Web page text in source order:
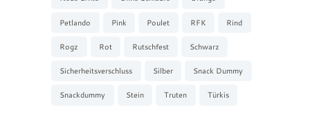
Petlando Pink Poulet RFK Rind
Rogz Rot Rutschfest Schwarz
Sicherheitsverschluss Silber Snack Dummy
Snackdummy Stein Truten Türkis